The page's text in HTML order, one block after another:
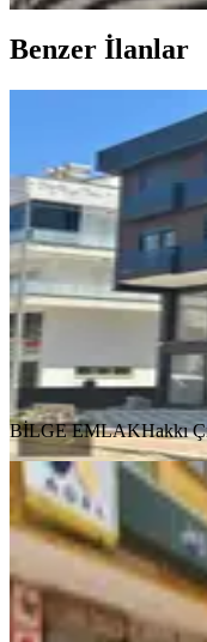
Benzer İlanlar
2 Oda
25.000
BİLGE EMLAK Hakkı
Ara
BİLGE EMLAKHakkı
Yeni
Kepez,
2 Oda